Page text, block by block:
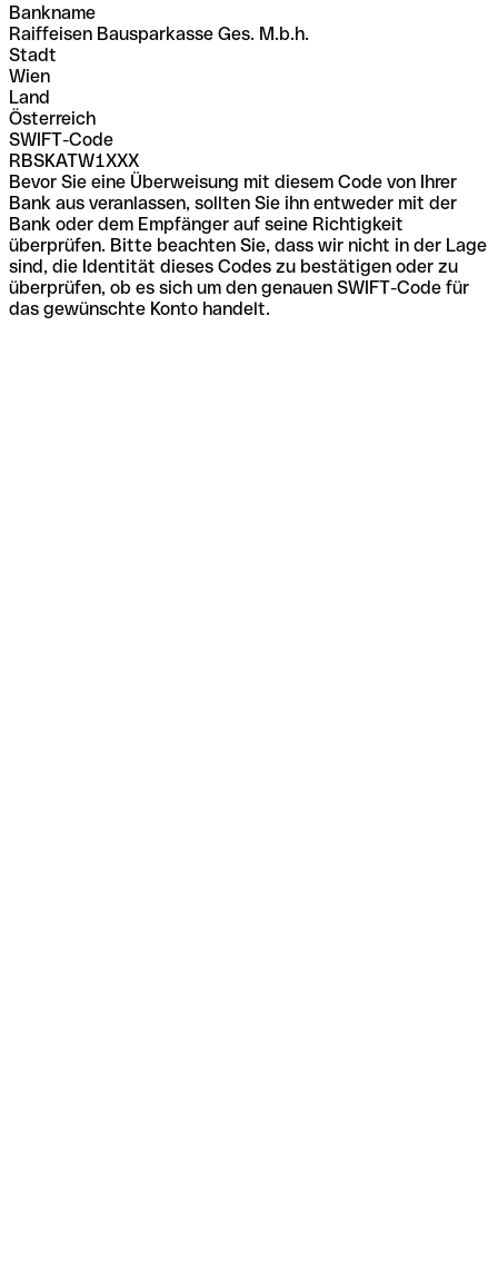
Bankname
Raiffeisen Bausparkasse Ges. M.b.h.
Stadt
Wien
Land
Österreich
SWIFT-Code
RBSKATW1XXX
Bevor Sie eine Überweisung mit diesem Code von Ihrer
Bank aus veranlassen, sollten Sie ihn entweder mit der
Bank oder dem Empfänger auf seine Richtigkeit
überprüfen. Bitte beachten Sie, dass wir nicht in der Lage
sind, die Identität dieses Codes zu bestätigen oder zu
überprüfen, ob es sich um den genauen SWIFT-Code für
das gewünschte Konto handelt.